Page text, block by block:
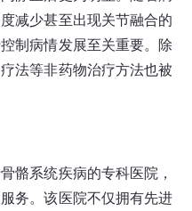
减少甚至出现关节融合的
制病情发展至关重要。除
法等非药物治疗方法也被
骼系统疾病的专科医院，
务。该医院不仅拥有先进